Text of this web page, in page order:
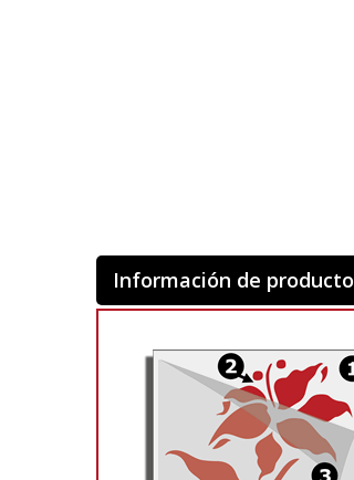
Información de producto